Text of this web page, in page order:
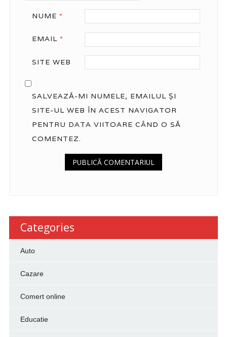
NUME *
EMAIL *
SITE WEB
SALVEAZĂ-MI NUMELE, EMAILUL ȘI
SITE-UL WEB ÎN ACEST NAVIGATOR
PENTRU DATA VIITOARE CÂND O SĂ
COMENTEZ.
Categories
Auto
Cazare
Comert online
Educatie